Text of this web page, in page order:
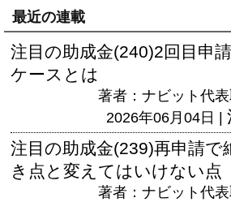
最近の連載
注目の助成金(240)2回目申
ケースとは
著者：ナビット代
2026年06月04日 |
注目の助成金(239)再申請で
き点と変えてはいけない点
著者：ナビット代